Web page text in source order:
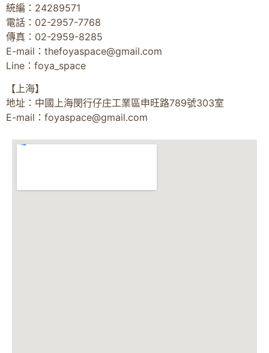
統編：24289571
電話：02-2957-7768
傳真：02-2959-8285
E-mail： thefoyaspace@gmail.com
Line：foya_space
【上海】
地址：中國上海閔行仔庄工業區申旺路789號303室
E-mail： foyaspace@gmail.com